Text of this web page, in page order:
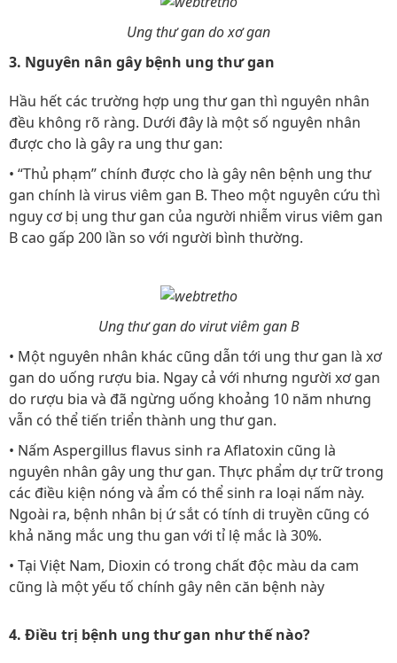
Ung thư gan do xơ gan
3. Nguyên nân gây bệnh ung thư gan
Hầu hết các trường hợp ung thư gan thì nguyên nhân
đều không rõ ràng. Dưới đây là một số nguyên nhân
được cho là gây ra ung thư gan:
• “Thủ phạm” chính được cho là gây nên bệnh ung thư
gan chính là virus viêm gan B. Theo một nguyên cứu thì
nguy cơ bị ung thư gan của người nhiễm virus viêm gan
B cao gấp 200 lần so với người bình thường.
Ung thư gan do virut viêm gan B
• Một nguyên nhân khác cũng dẫn tới ung thư gan là xơ
gan do uống rượu bia. Ngay cả với nhưng người xơ gan
do rượu bia và đã ngừng uống khoảng 10 năm nhưng
vẫn có thể tiến triển thành ung thư gan.
• Nấm Aspergillus flavus sinh ra Aflatoxin cũng là
nguyên nhân gây ung thư gan. Thực phẩm dự trữ trong
các điều kiện nóng và ẩm có thể sinh ra loại nấm này.
Ngoài ra, bệnh nhân bị ứ sắt có tính di truyền cũng có
khả năng mắc ung thu gan với tỉ lệ mắc là 30%.
• Tại Việt Nam, Dioxin có trong chất độc màu da cam
cũng là một yếu tố chính gây nên căn bệnh này
4. Điều trị bệnh ung thư gan như thế nào?